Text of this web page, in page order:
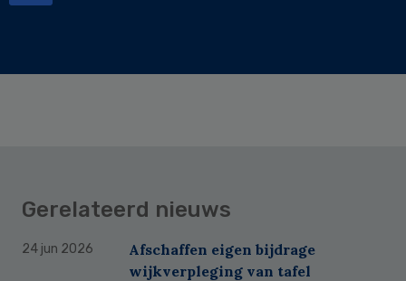
Gerelateerd nieuws
24 jun 2026
Afschaffen eigen bijdrage
wijkverpleging van tafel